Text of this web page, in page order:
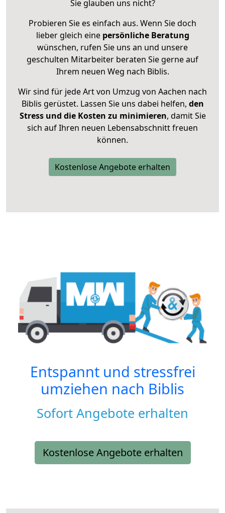
Sie glauben uns nicht?
Probieren Sie es einfach aus. Wenn Sie doch
lieber gleich eine persönliche Beratung
wünschen, rufen Sie uns an und unsere
geschulten Mitarbeiter beraten Sie gerne auf
Ihrem neuen Weg nach Biblis.
Wir sind für jede Art von Umzug von Aachen nach
Biblis gerüstet. Lassen Sie uns dabei helfen, den
Stress und die Kosten zu minimieren, damit Sie
sich auf Ihren neuen Lebensabschnitt freuen
können.
Kostenlose Angebote erhalten
Entspannt und stressfrei
umziehen nach Biblis
Sofort Angebote erhalten
Kostenlose Angebote erhalten